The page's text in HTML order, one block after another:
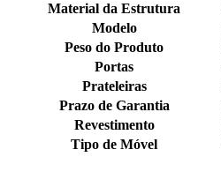
Material da Estrutura
Modelo
Peso do Produto
Portas
Prateleiras
Prazo de Garantia
Revestimento
Tipo de Móvel